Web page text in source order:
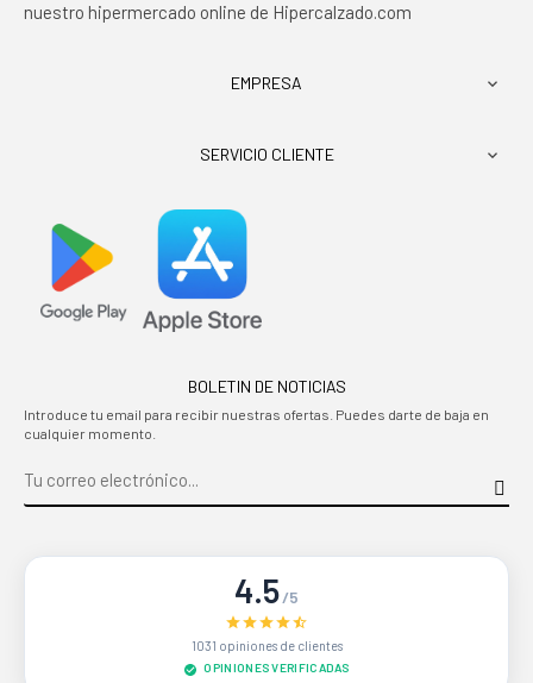
nuestro hipermercado online de Hipercalzado.com
EMPRESA 
SERVICIO CLIENTE 
BOLETIN DE NOTICIAS
Introduce tu email para recibir nuestras ofertas. Puedes darte de baja en
cualquier momento.
4.5/5
1031 opiniones de clientes
OPINIONES VERIFICADAS